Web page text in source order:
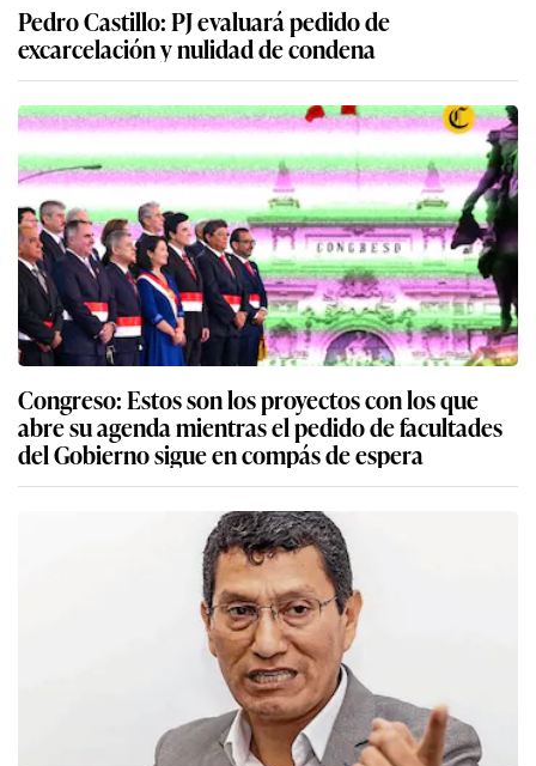
Pedro Castillo: PJ evaluará pedido de
excarcelación y nulidad de condena
Congreso: Estos son los proyectos con los que
abre su agenda mientras el pedido de facultades
del Gobierno sigue en compás de espera